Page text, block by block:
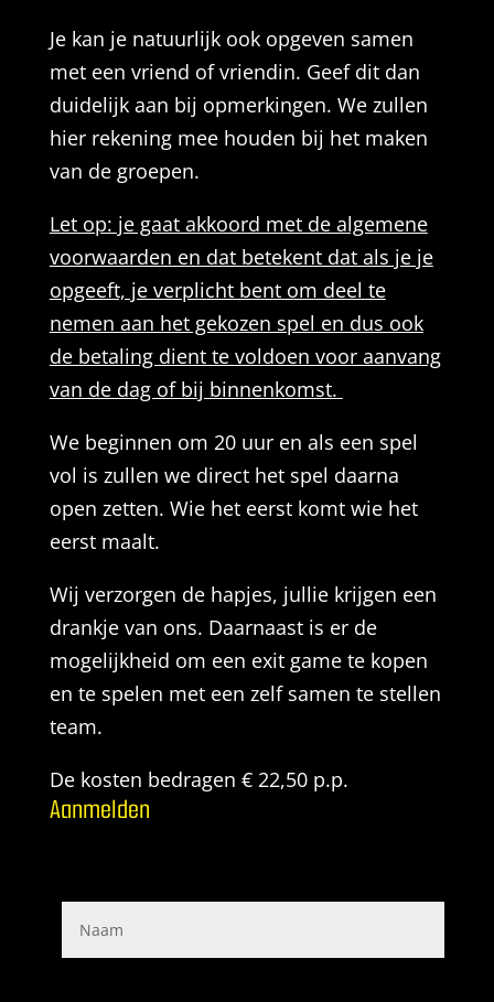
Je kan je natuurlijk ook opgeven samen
met een vriend of vriendin. Geef dit dan
duidelijk aan bij opmerkingen. We zullen
hier rekening mee houden bij het maken
van de groepen.
Let op: je gaat akkoord met de algemene
voorwaarden en dat betekent dat als je je
opgeeft, je verplicht bent om deel te
nemen aan het gekozen spel en dus ook
de betaling dient te voldoen voor aanvang
van de dag of bij binnenkomst.
We beginnen om 20 uur en als een spel
vol is zullen we direct het spel daarna
open zetten. Wie het eerst komt wie het
eerst maalt.
Wij verzorgen de hapjes, jullie krijgen een
drankje van ons. Daarnaast is er de
mogelijkheid om een exit game te kopen
en te spelen met een zelf samen te stellen
team.
De kosten bedragen € 22,50 p.p.
Aanmelden